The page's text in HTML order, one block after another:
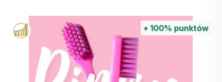
+30% punktów